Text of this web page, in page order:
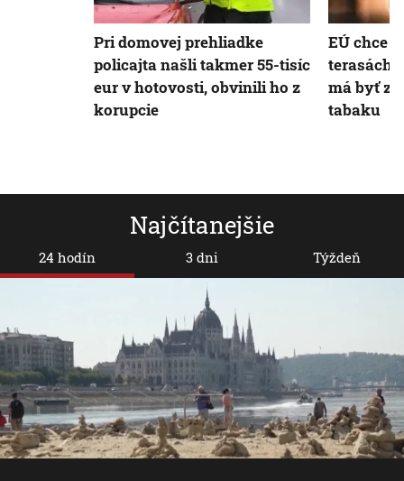
Najčítanejšie
24 hodín 3 dni Týždeň
Pri domovej prehliadke
policajta našli takmer 55-tisíc
eur v hotovosti, obvinili ho z
korupcie
EÚ chce
terasách
má byť
tabaku